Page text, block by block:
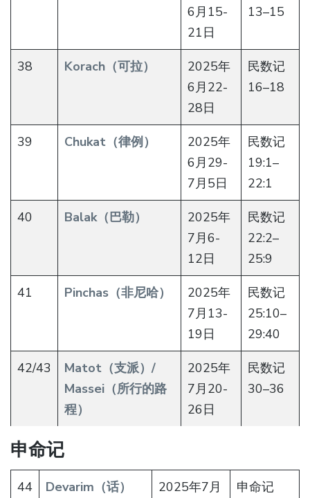
6月15-
21日
13–15
38 Korach（可拉）
2025年
6月22-
28日
民数记
16–18
39 Chukat（律例）
2025年
6月29-
7月5日
民数记
19:1–
22:1
40 Balak（巴勒）
2025年
7月6-
12日
民数记
22:2–
25:9
41 Pinchas（非尼哈）
2025年
7月13-
19日
民数记
25:10–
29:40
42/43
Matot（支派）/
Massei（所行的路
程）
2025年
7月20-
26日
民数记
30–36
申命记
44 Devarim（话）
2025年7月
申命记